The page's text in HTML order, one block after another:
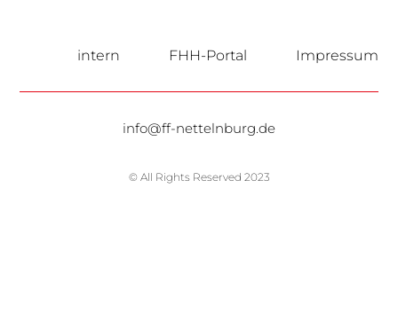
intern FHH-Portal Impressum
info@ff-nettelnburg.de
© All Rights Reserved 2023